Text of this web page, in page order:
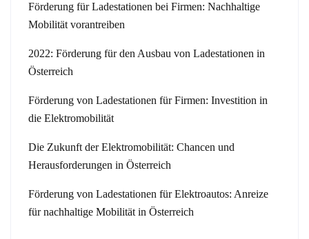
Förderung für Ladestationen bei Firmen: Nachhaltige
Mobilität vorantreiben
2022: Förderung für den Ausbau von Ladestationen in
Österreich
Förderung von Ladestationen für Firmen: Investition in
die Elektromobilität
Die Zukunft der Elektromobilität: Chancen und
Herausforderungen in Österreich
Förderung von Ladestationen für Elektroautos: Anreize
für nachhaltige Mobilität in Österreich